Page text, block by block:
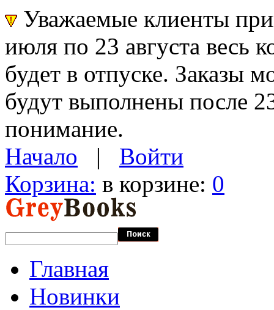
Уважаемые клиенты
июля по 23 августа весь
будет в отпуске. Заказы
будут выполнены после
понимание.
Начало | Войти
Корзина: в корзине: 0
Главная
Новинки